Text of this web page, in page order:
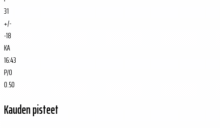
31
+/-
-18
KA
16:43
P/O
0.50
Kauden pisteet